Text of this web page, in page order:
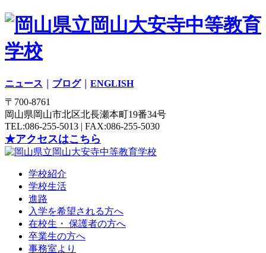
ニュース ブログ｜ ENGLISH
〒700-8761
岡山県岡山市北区北長瀬本町19番34号
TEL:086-255-5013 | FAX:086-255-5030
★アクセスはこちら
学校紹介
学校生活
進路
入学を希望される方へ
在校生・ 保護者の方へ
卒業生の方へ
事務室より